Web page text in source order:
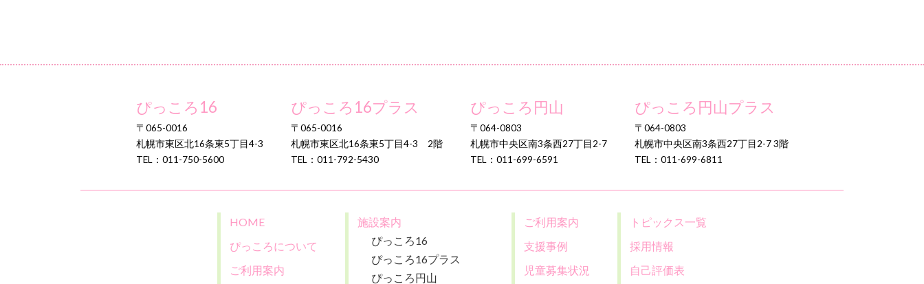
ぴっころ16
〒065-0016
札幌市東区北16条東5丁目4-3
TEL：011-750-5600
ぴっころ16プラス
〒065-0016
札幌市東区北16条東5丁目4-3 2階
TEL：011-792-5430
ぴっころ円山
〒064-0803
札幌市中央区南3条西27丁目2-7
TEL：011-699-6591
ぴっころ円山プラス
〒064-0803
札幌市中央区南3条西27丁目2-7 3階
TEL：011-699-6811
HOME
ぴっころについて
ご利用案内
施設案内
ぴっころ16
ぴっころ16プラス
ぴっころ円山
ご利用案内
支援事例
児童募集状況
トピックス一覧
採用情報
自己評価表